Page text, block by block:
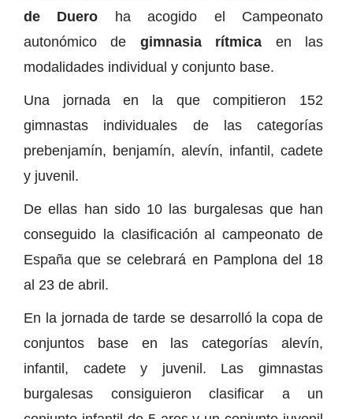
de Duero ha acogido el Campeonato
autonómico de gimnasia rítmica en las
modalidades individual y conjunto base.
Una jornada en la que compitieron 152
gimnastas individuales de las categorías
prebenjamín, benjamín, alevín, infantil, cadete
y juvenil.
De ellas han sido 10 las burgalesas que han
conseguido la clasificación al campeonato de
España que se celebrará en Pamplona del 18
al 23 de abril.
En la jornada de tarde se desarrolló la copa de
conjuntos base en las categorías alevín,
infantil, cadete y juvenil. Las gimnastas
burgalesas consiguieron clasificar a un